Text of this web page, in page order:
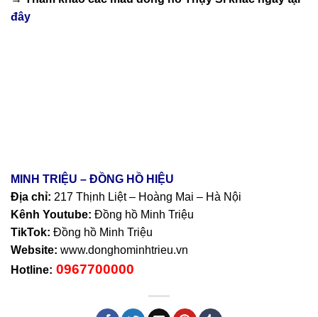
đây
MINH TRIỆU – ĐỒNG HỒ HIỆU
Địa chỉ: 217 Thịnh Liệt – Hoàng Mai – Hà Nội
Kênh Youtube: Đồng hồ Minh Triệu
TikTok: Đồng hồ Minh Triệu
Website: www.donghominhtrieu.vn
Hotline: 0967700000